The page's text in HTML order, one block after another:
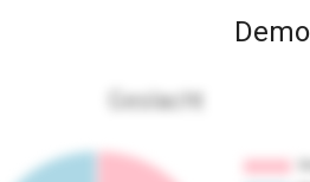
Geslacht